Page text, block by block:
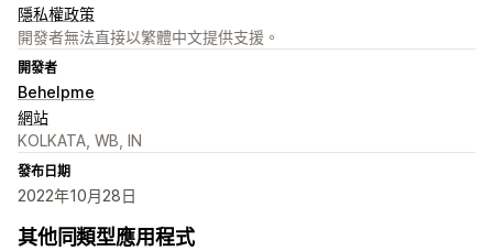
隱私權政策
開發者無法直接以繁體中文提供支援。
開發者
Behelpme
網站
KOLKATA, WB, IN
發布日期
2022年10月28日
其他同類型應用程式